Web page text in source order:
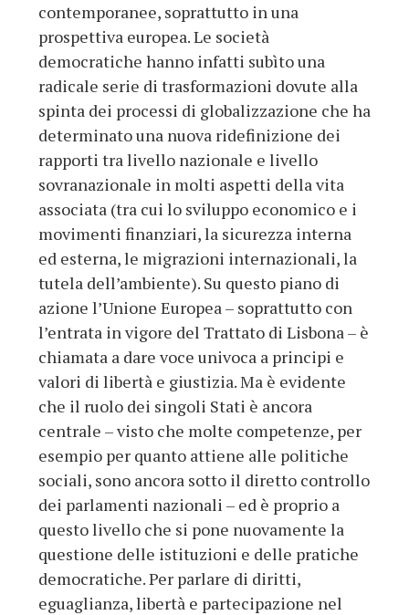
contemporanee, soprattutto in una
prospettiva europea. Le società
democratiche hanno infatti subìto una
radicale serie di trasformazioni dovute alla
spinta dei processi di globalizzazione che ha
determinato una nuova ridefinizione dei
rapporti tra livello nazionale e livello
sovranazionale in molti aspetti della vita
associata (tra cui lo sviluppo economico e i
movimenti finanziari, la sicurezza interna
ed esterna, le migrazioni internazionali, la
tutela dell’ambiente). Su questo piano di
azione l’Unione Europea – soprattutto con
l’entrata in vigore del Trattato di Lisbona – è
chiamata a dare voce univoca a principi e
valori di libertà e giustizia. Ma è evidente
che il ruolo dei singoli Stati è ancora
centrale – visto che molte competenze, per
esempio per quanto attiene alle politiche
sociali, sono ancora sotto il diretto controllo
dei parlamenti nazionali – ed è proprio a
questo livello che si pone nuovamente la
questione delle istituzioni e delle pratiche
democratiche. Per parlare di diritti,
eguaglianza, libertà e partecipazione nel